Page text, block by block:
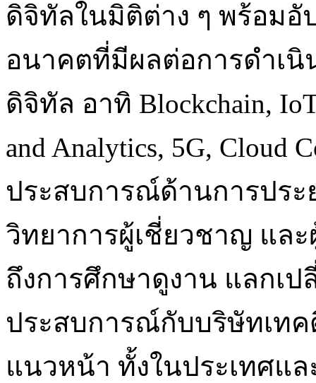
ดิจิทัลในมิติต่าง ๆ พร้อมอั
อนาคตที่มีผลต่อการดำเ
ดิจิทัล อาทิ Blockchain,
and Analytics, 5G, Cloud
ประสบการณ์ด้านการปร
วิทยาการผู้เชี่ยวชาญ แล
ถึงการศึกษาดูงาน แลกเ
ประสบการณ์กับบริษัทเท
แนวหน้า ทั้งในประเทศแล